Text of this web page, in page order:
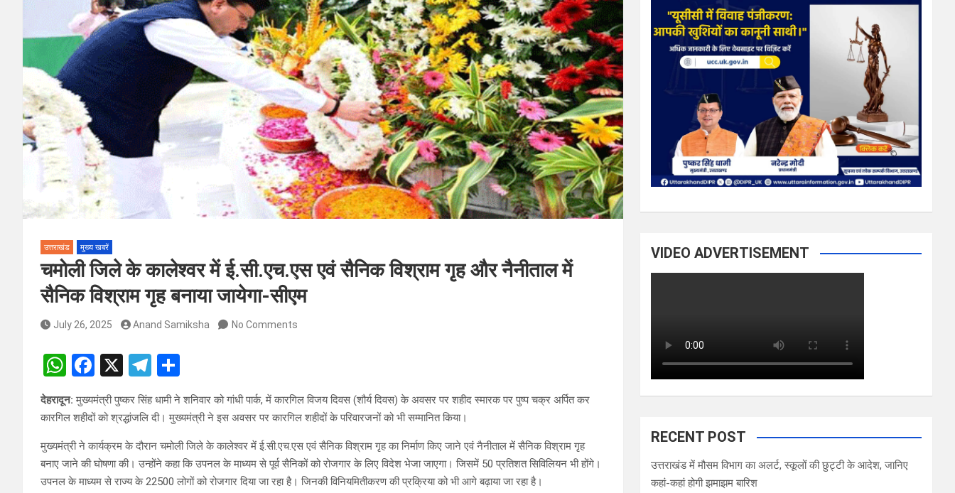
उत्तराखंड मुख्य खबरें
चमोली जिले के कालेश्वर में ई.सी.एच.एस एवं सैनिक विश्राम गृह और नैनीताल में
सैनिक विश्राम गृह बनाया जायेगा-सीएम
July 26, 2025 Anand Samiksha No Comments
W
at
s
A
p
F
a
ce
b
o
o
X
T
el
e
gr
a
m
h
ar
e
देहरादून: मुख्यमंत्री पुष्कर सिंह धामी ने शनिवार को गांधी पार्क, में कारगिल विजय दिवस (शौर्य दिवस) के अवसर पर शहीद स्मारक पर पुष्प चक्र अर्पित कर
कारगिल शहीदों को श्रद्धांजलि दी। मुख्यमंत्री ने इस अवसर पर कारगिल शहीदों के परिवारजनों को भी सम्मानित किया।
मुख्यमंत्री ने कार्यक्रम के दौरान चमोली जिले के कालेश्वर में ई.सी.एच.एस एवं सैनिक विश्राम गृह का निर्माण किए जाने एवं नैनीताल में सैनिक विश्राम गृह
बनाए जाने की घोषणा की। उन्होंने कहा कि उपनल के माध्यम से पूर्व सैनिकों को रोजगार के लिए विदेश भेजा जाएगा। जिसमें 50 प्रतिशत सिविलियन भी होंगे।
उपनल के माध्यम से राज्य के 22500 लोगों को रोजगार दिया जा रहा है। जिनकी विनियमितीकरण की प्रक्रिया को भी आगे बढ़ाया जा रहा है।
VIDEO ADVERTISEMENT
RECENT POST
उत्तराखंड में मौसम विभाग का अलर्ट, स्कूलों की छुट्टी के आदेश, जानिए
कहां-कहां होगी झमाझम बारिश